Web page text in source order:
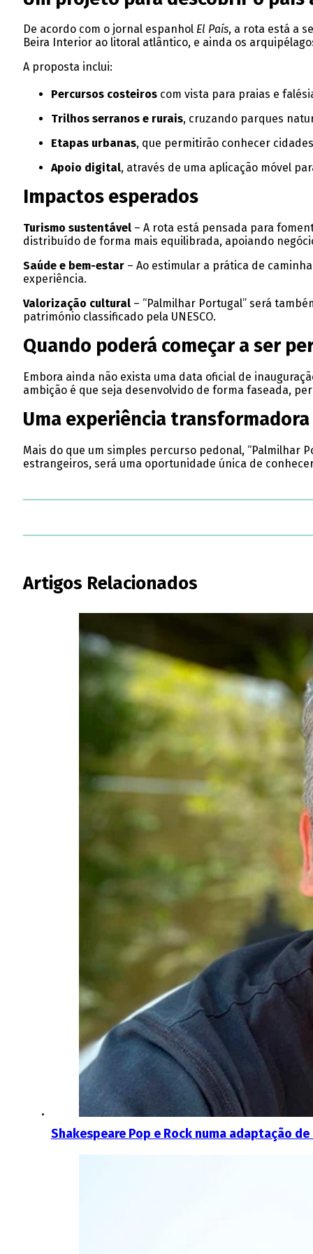
De acordo com o jornal espanhol El País, a rota está a
Beira Interior ao litoral atlântico, e ainda os
A proposta inclui:
Percursos costeiroscom vista para praias e
Trilhos serranos e rurais, cruzando parques
Etapas urbanas, que permitirão conhecer
Apoio digital, através de uma aplicação móvel
Impactos esperados
Turismo sustentável– A rota está pensada para
distribuído de forma mais equilibrada, apoiando
Saúde e bem-estar– Ao estimular a prática de
experiência.
Valorização cultural– “Palmilhar Portugal” será
património classificado pela UNESCO.
Quando poderá começar a ser
Embora ainda não exista uma data oficial de
ambição é que seja desenvolvido de forma faseada,
Uma experiência transformadora
Mais do que um simples percurso pedonal, “Palmilhar
estrangeiros, será uma oportunidade única de
Artigos Relacionados
Shakespeare Pop e Rock numa adaptação